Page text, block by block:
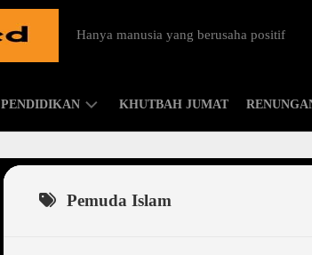
Hanya manusia yang berusaha positif
PENDIDIKAN
ISLAMIC
KHUTBAH JUMAT
Pemuda Islam